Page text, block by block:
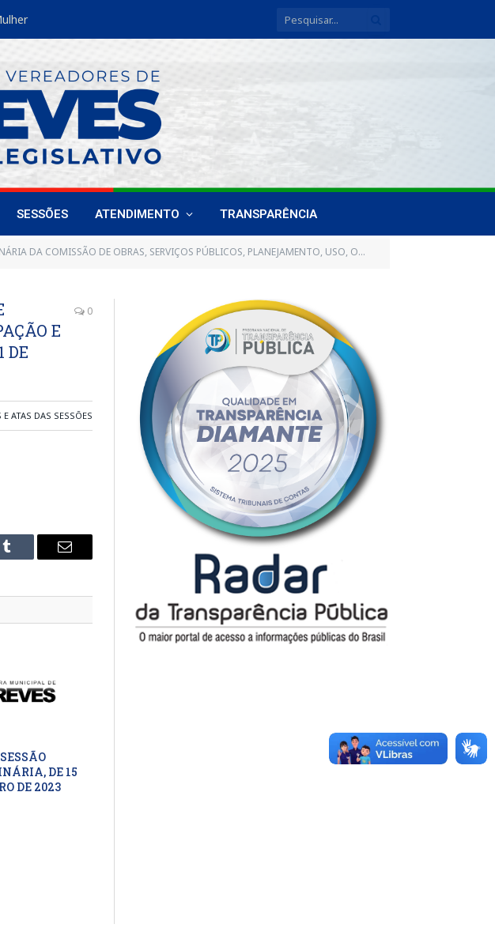
SESSÕES ATENDIMENTO TRANSPARÊNCIA
SERVIÇOS PÚBLICOS, PLANEJAMENTO, USO, OCUPAÇÃO E PARCELAMENTO DO SOLO E AGRICULTURA, REALIZADA 31 DE MAIO DE 2023
E
DE
0
E ATAS DAS SESSÕES
Tumblr
E-
DE 15
DE 2023